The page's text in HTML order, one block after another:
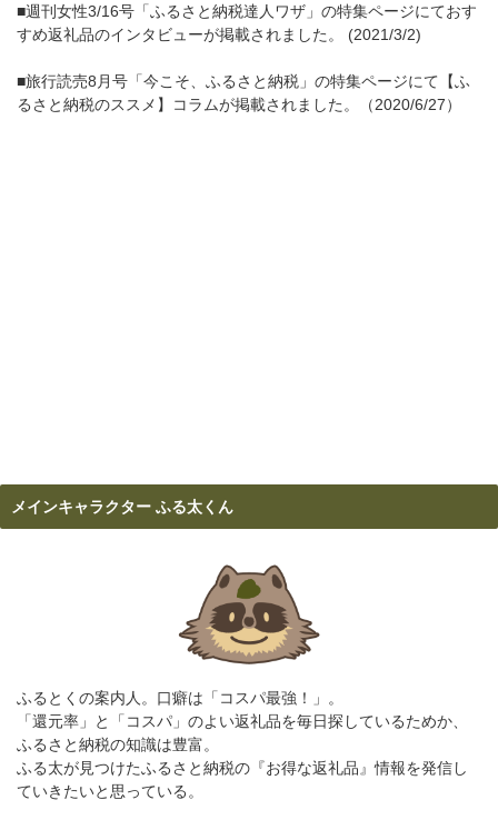
■週刊女性3/16号「ふるさと納税達人ワザ」の特集ページにておす
すめ返礼品のインタビューが掲載されました。 (2021/3/2)
■旅行読売8月号「今こそ、ふるさと納税」の特集ページにて【ふ
るさと納税のススメ】コラムが掲載されました。（2020/6/27）
メインキャラクター ふる太くん
ふるとくの案内人。口癖は「コスパ最強！」。
「還元率」と「コスパ」のよい返礼品を毎日探しているためか、
ふるさと納税の知識は豊富。
ふる太が見つけたふるさと納税の『お得な返礼品』情報を発信し
ていきたいと思っている。